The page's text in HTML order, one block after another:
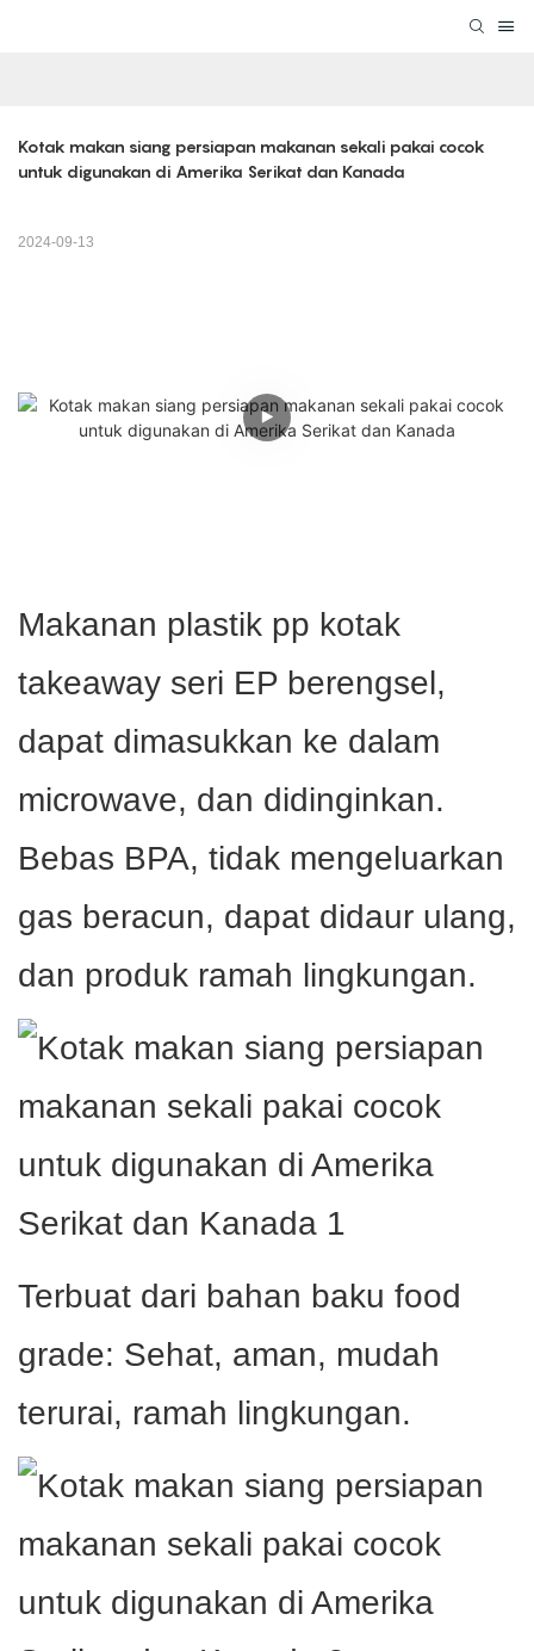
Kotak makan siang persiapan makanan sekali pakai cocok
untuk digunakan di Amerika Serikat dan Kanada
2024-09-13
Makanan plastik pp kotak
takeaway seri EP berengsel,
dapat dimasukkan ke dalam
microwave, dan didinginkan.
Bebas BPA, tidak mengeluarkan
gas beracun, dapat didaur ulang,
dan produk ramah lingkungan.
Terbuat dari bahan baku food
grade: Sehat, aman, mudah
terurai, ramah lingkungan.